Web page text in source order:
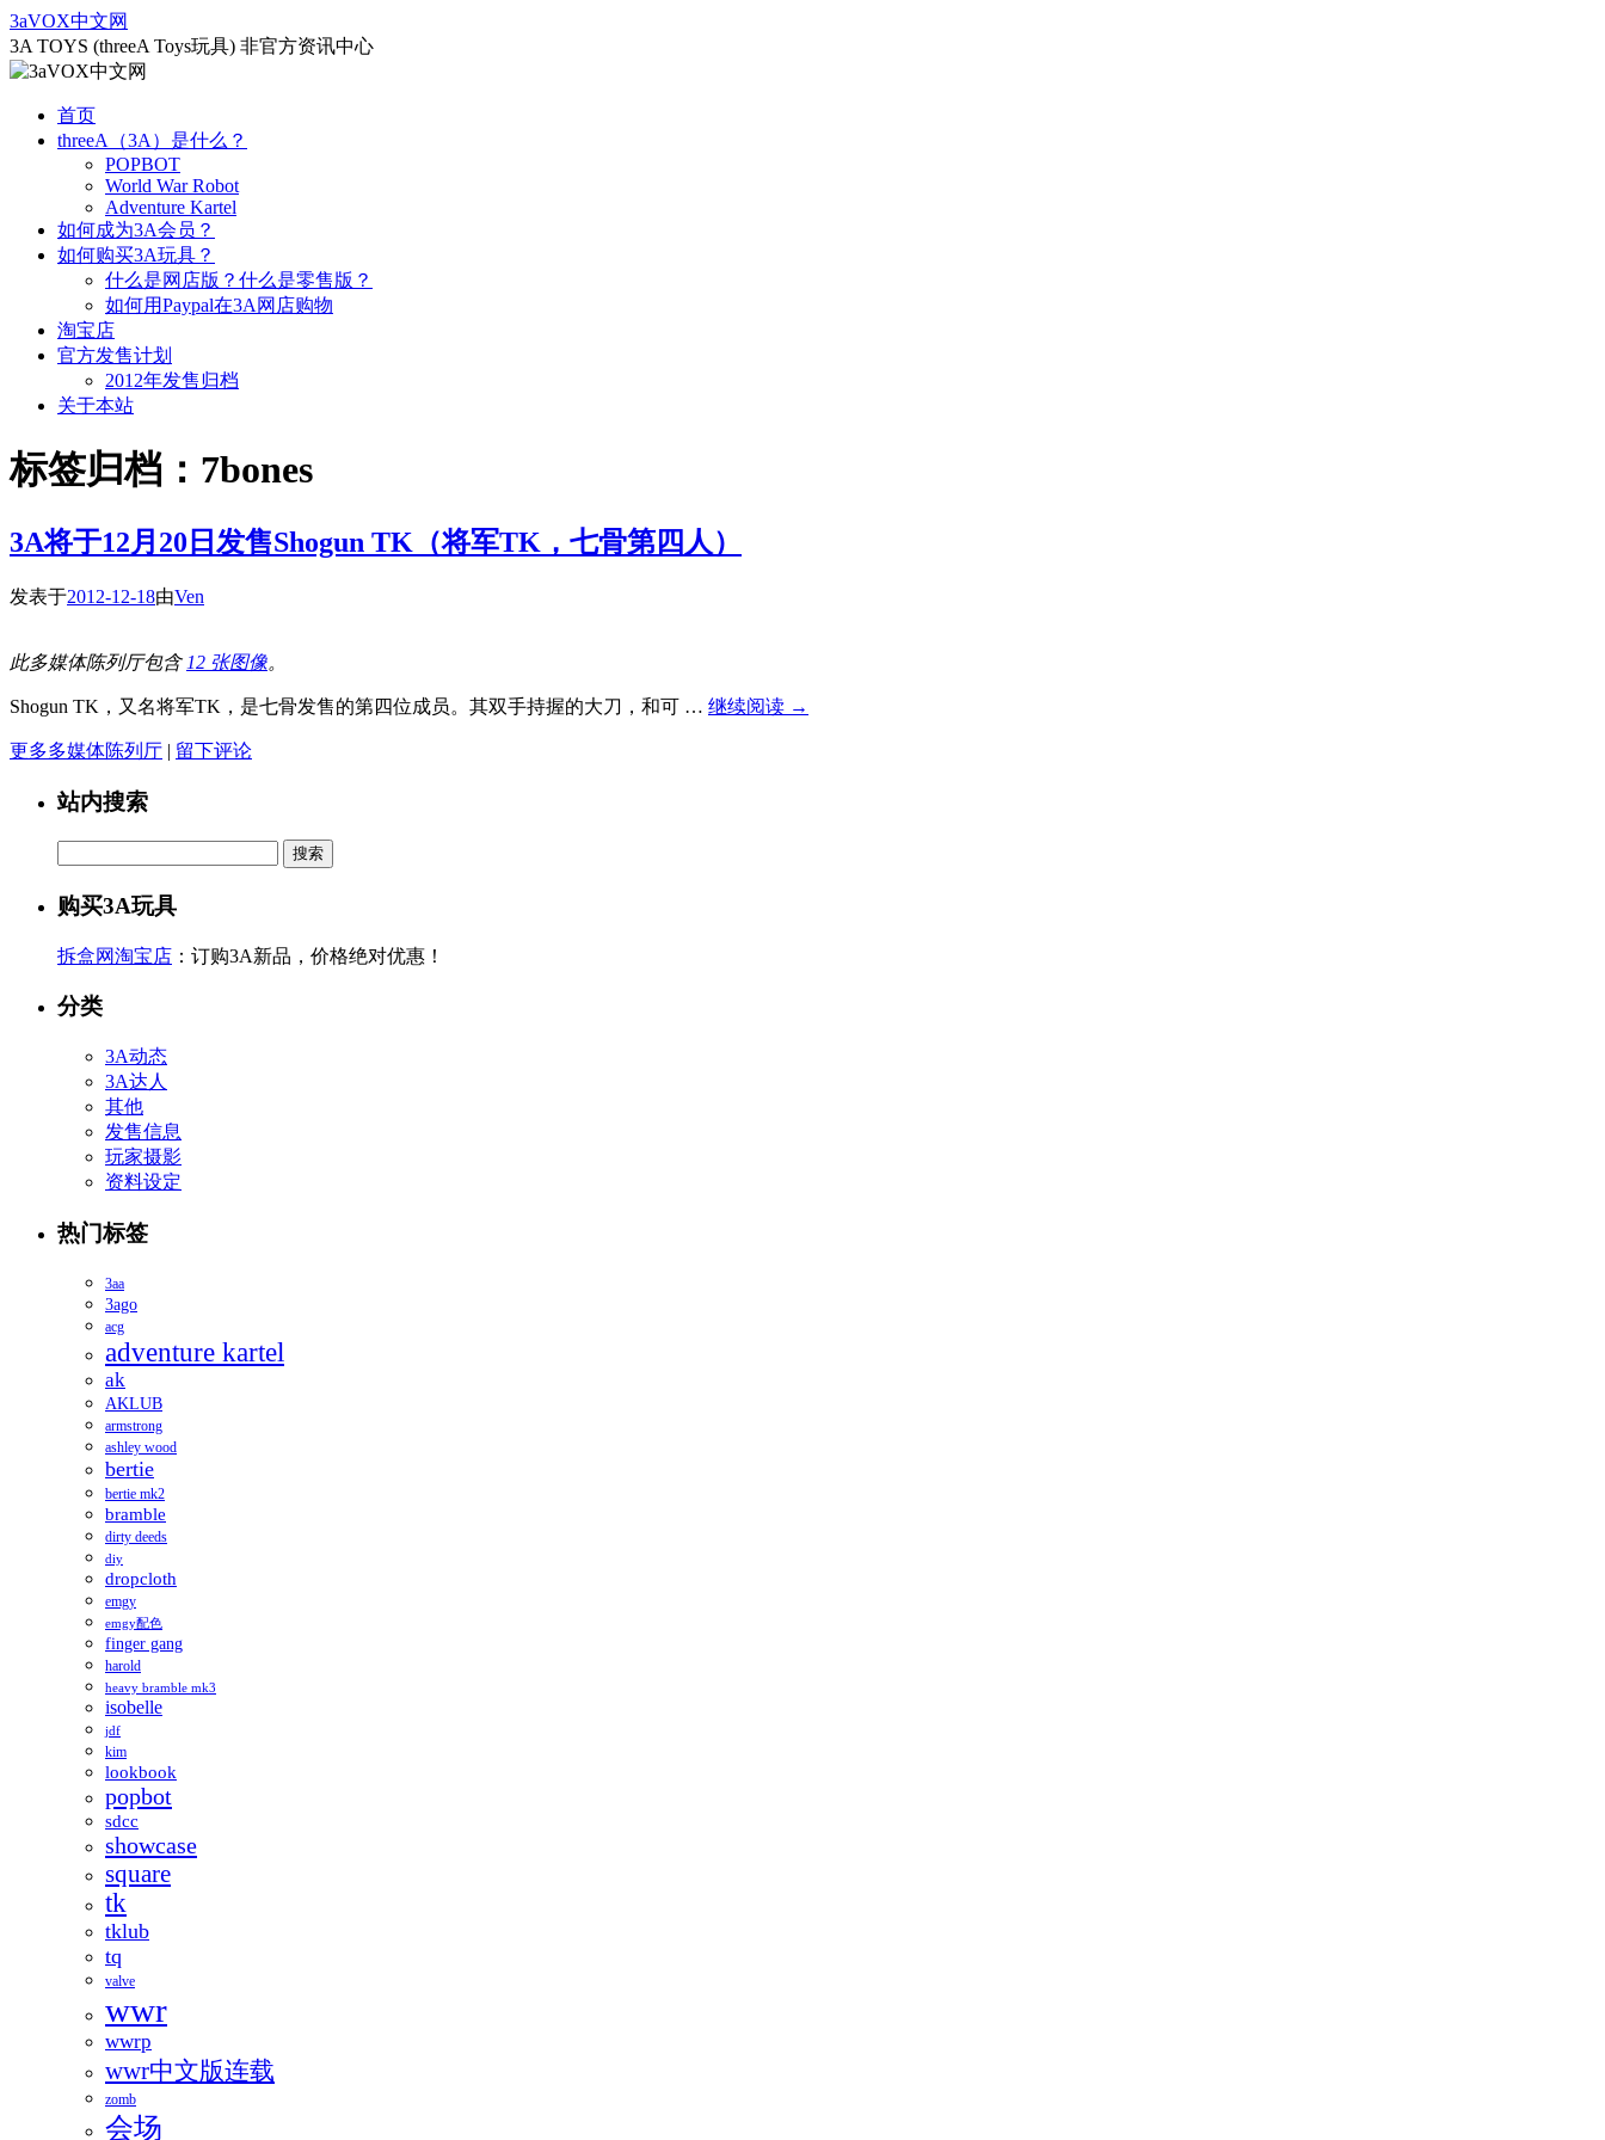
跳
至
正
3aVOX中文网
3A TOYS (threeA Toys玩具) 非官方资讯中心
首页
threeA（3A）是什么？
POPBOT
World War Robot
Adventure Kartel
如何成为3A会员？
如何购买3A玩具？
什么是网店版？什么是零售版？
如何用Paypal在3A网店购物
淘宝店
官方发售计划
2012年发售归档
关于本站
标签归档： 7bones
3A将于12月20日发售Shogun TK（将军TK，七骨第四人）
发表于2012-12-18由Ven
此多媒体陈列厅包含 12 张图像。
Shogun TK，又名将军TK，是七骨发售的第四位成员。其双手持握的大刀，和可 … 继续阅读 →
更多多媒体陈列厅 | 留下评论
站内搜索
购买3A玩具
拆盒网淘宝店 ：订购3A新品，价格绝对优惠！
分类
3A动态
3A达人
其他
发售信息
玩家摄影
资料设定
热门标签
3aa
3ago
acg
adventure kartel
ak
AKLUB
armstrong
ashley wood
bertie
bertie mk2
bramble
dirty deeds
diy
dropcloth
emgy
emgy配色
finger gang
harold
heavy bramble mk3
isobelle
jdf
kim
lookbook
popbot
sdcc
showcase
square
tk
tklub
tq
valve
wwr
wwrp
wwr中文版连载
zomb
会场